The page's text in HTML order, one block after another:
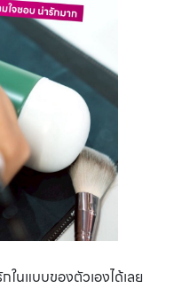
ในแบบของตัวเองได้เลย